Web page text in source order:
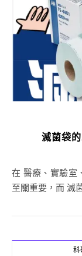
滅菌袋
在 醫療、實驗室、食品加工等高標準環境 中，保持無菌狀態
至關重要，而 滅
科